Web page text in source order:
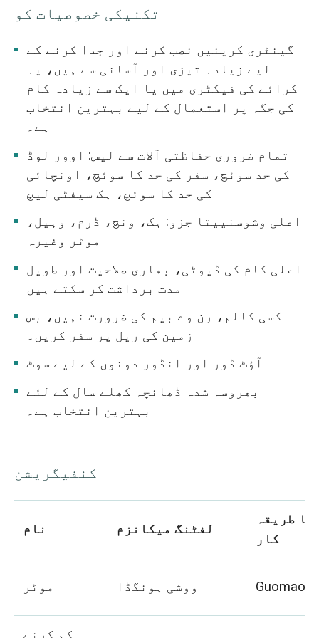
تکنیکی خصوصیات کو
گینٹری کرینیں نصب کرنے اور جدا کرنے کے
لیے زیادہ تیزی اور آسانی سے ہیں، یہ
کرائے کی فیکٹری میں یا ایک سے زیادہ کام
کی جگہ پر استعمال کے لیے بہترین انتخاب
ہے۔
تمام ضروری حفاظتی آلات سے لیس: اوور لوڈ
کی حد سوئچ، سفر کی حد کا سوئچ، اونچائی
کی حد کا سوئچ، ہک سیفٹی لیچ
اعلی وشوسنییتا جزو: ہک، ونچ، ڈرم، وہیل،
موٹر وغیرہ
اعلی کام کی ڈیوٹی، بھاری صلاحیت اور طویل
مدت برداشت کر سکتے ہیں
کسی کالم، رن وے بیم کی ضرورت نہیں، بس
زمین کی ریل پر سفر کریں۔
آؤٹ ڈور اور انڈور دونوں کے لیے سوٹ
بھروسہ شدہ ڈھانچہ کھلے سال کے لئے
بہترین انتخاب ہے۔
کنفیگریشن
نام لفٹنگ میکانزم
طریقہ
کار
موٹر ووشی ہونگڈا